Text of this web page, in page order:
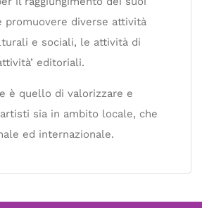
promuovere diverse attività
e sociali, le attività di
editoriali.
è quello di valorizzare e
sia in ambito locale, che
ed internazionale.